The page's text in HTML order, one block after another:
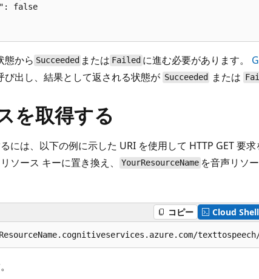
false
態から Succeeded または Failed に進む必要があります。
び出し、結果として返される状態が Succeeded または
を取得する
には、以下の例に示した URI を使用して HTTP GET 要求
ソース キーに置き換え、 YourResourceName を音声リソ
コピー Cloud Shell